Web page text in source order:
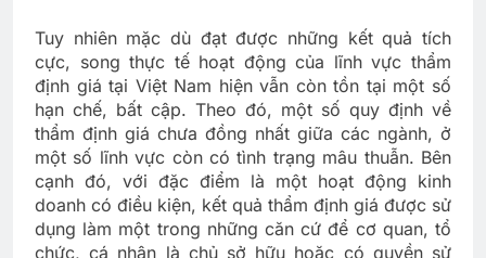
Tuy nhiên mặc dù đạt được những kết quả tích
cực, song thực tế hoạt động của lĩnh vực thẩm
định giá tại Việt Nam hiện vẫn còn tồn tại một số
hạn chế, bất cập. Theo đó, một số quy định về
thẩm định giá chưa đồng nhất giữa các ngành, ở
một số lĩnh vực còn có tình trạng mâu thuẫn. Bên
cạnh đó, với đặc điểm là một hoạt động kinh
doanh có điều kiện, kết quả thẩm định giá được sử
dụng làm một trong những căn cứ để cơ quan, tổ
chức, cá nhân là chủ sở hữu hoặc có quyền sử